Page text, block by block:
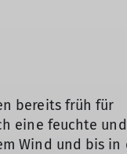
bereits früh für
eine feuchte
Wind und bis in